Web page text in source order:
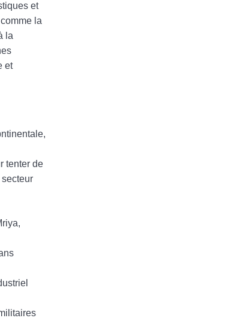
et
la
la
et
tenter de